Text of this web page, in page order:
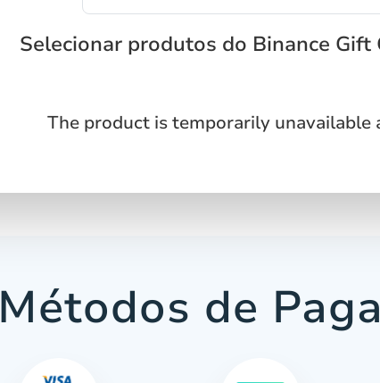
Selecionar produtos do Binance Gift
The product is temporarily unavailable
Métodos de